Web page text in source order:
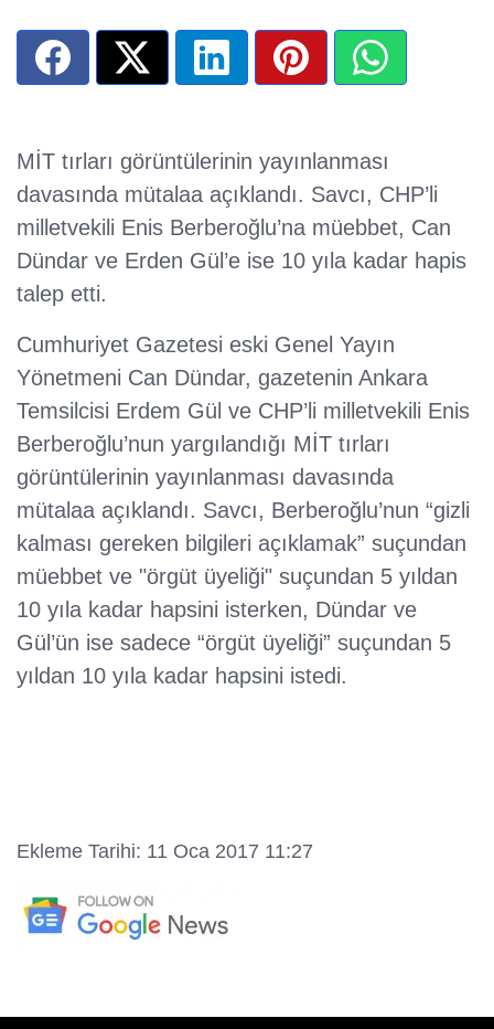
MİT tırları görüntülerinin yayınlanması
davasında mütalaa açıklandı. Savcı, CHP’li
milletvekili Enis Berberoğlu’na müebbet, Can
Dündar ve Erden Gül’e ise 10 yıla kadar hapis
talep etti.
Cumhuriyet Gazetesi eski Genel Yayın
Yönetmeni Can Dündar, gazetenin Ankara
Temsilcisi Erdem Gül ve CHP’li milletvekili Enis
Berberoğlu’nun yargılandığı MİT tırları
görüntülerinin yayınlanması davasında
mütalaa açıklandı. Savcı, Berberoğlu’nun “gizli
kalması gereken bilgileri açıklamak” suçundan
müebbet ve "örgüt üyeliği" suçundan 5 yıldan
10 yıla kadar hapsini isterken, Dündar ve
Gül’ün ise sadece “örgüt üyeliği” suçundan 5
yıldan 10 yıla kadar hapsini istedi.
Ekleme Tarihi: 11 Oca 2017 11:27